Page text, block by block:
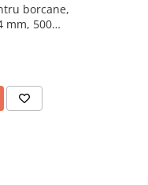
borcane,
mm, 500